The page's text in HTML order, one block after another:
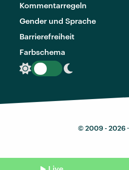
Kommentarregeln
Gender und Sprache
Barrierefreiheit
Farbschema
© 2009 - 2026 ·